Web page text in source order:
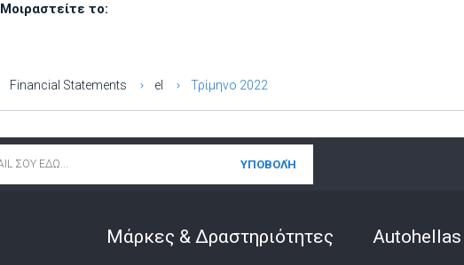
Μοιραστείτε το:
Financial Statements el Τρίμηνο 2022
Μάρκες & Δραστηριότητες